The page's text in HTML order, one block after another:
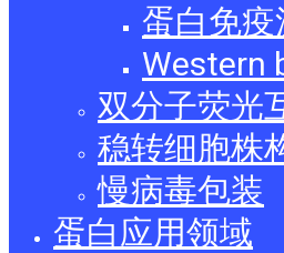
蛋白免疫
Western
双分子荧光
稳转细胞株
慢病毒包装
蛋白应用领域